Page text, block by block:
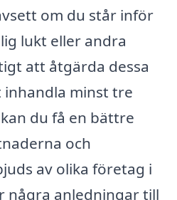
om du står inför
lukt eller andra
att åtgärda dessa
minst tre
du få en bättre
och
av olika företag i
några anledningar till